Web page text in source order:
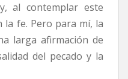
al contemplar este
la fe. Pero para mí, la
larga afirmación de
del pecado y la